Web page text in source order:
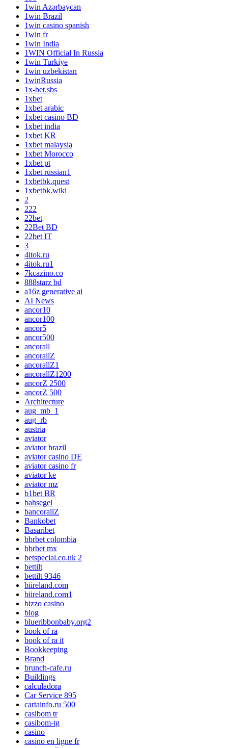
1win Azərbaycan
1win Brazil
1win casino spanish
1win fr
1win India
1WIN Official In Russia
1win Turkiye
1win uzbekistan
1winRussia
1x-bet.sbs
1xbet
1xbet arabic
1xbet casino BD
1xbet india
1xbet KR
1xbet malaysia
1xbet Morocco
1xbet pt
1xbet russian1
1xbetbk.quest
1xbetbk.wiki
2
222
22bet
22Bet BD
22bet IT
3
4itok.ru
4itok.ru1
7kcazino.co
888starz bd
a16z generative ai
AI News
ancor10
ancor100
ancor5
ancor500
ancorall
ancorallZ
ancorallZ1
ancorallZ1200
ancorZ 2500
ancorZ 500
Architecture
aug_mb_1
aug_rb
austria
aviator
aviator brazil
aviator casino DE
aviator casino fr
aviator ke
aviator mz
b1bet BR
bahsegel
bancorallZ
Bankobet
Basaribet
bbrbet colombia
bbrbet mx
betspecial.co.uk 2
bettilt
bettilt 9346
biireland.com
biireland.com1
bizzo casino
blog
blueribbonbaby.org2
book of ra
book of ra it
Bookkeeping
Brand
brunch-cafe.ru
Buildings
calculadora
Car Service 895
cartainfo.ru 500
casibom tr
casibom-tg
casino
casino en ligne fr